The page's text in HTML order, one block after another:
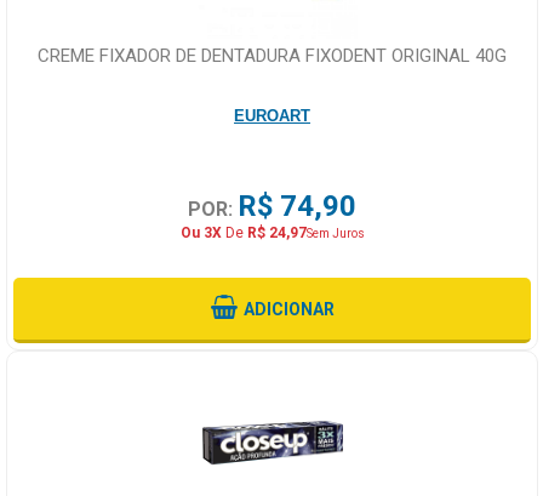
CREME FIXADOR DE DENTADURA FIXODENT ORIGINAL 40G
EUROART
POR: R$ 74,90
Ou 3XDe R$ 24,97Sem Juros
ADICIONAR